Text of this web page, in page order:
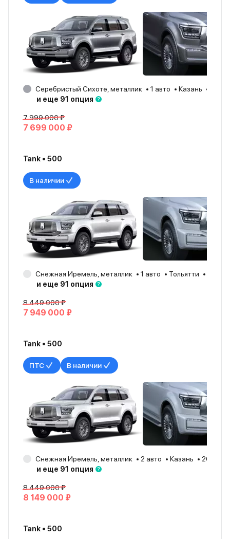
Серебристый Сихоте, металлик 1 авто Казань
и еще 91 опция
7 999 000 ₽
7 699 000 ₽
Tank • 500
В наличии
Снежная Иремель, металлик 1 авто Тольятти
и еще 91 опция
8 449 000 ₽
7 949 000 ₽
Tank • 500
ПТС В наличии
Снежная Иремель, металлик 2 авто Казань
2026
и еще 91 опция
8 449 000 ₽
8 149 000 ₽
Tank • 500